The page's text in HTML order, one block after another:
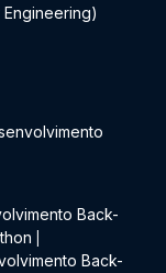
Engineering)
Back-
Back-